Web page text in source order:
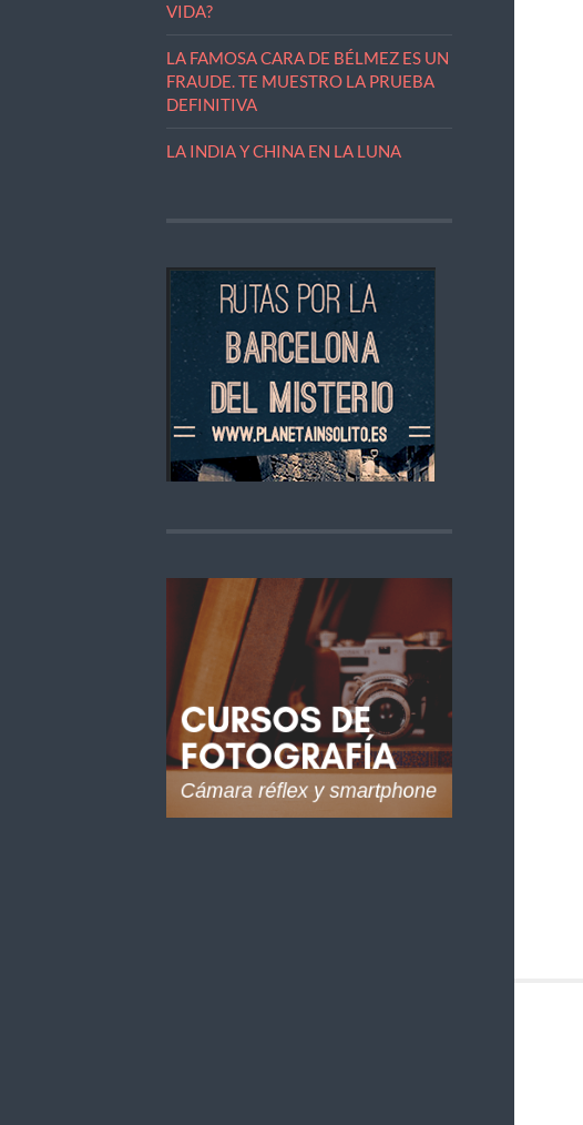
VIDA?
LA FAMOSA CARA DE BÉLMEZ ES UN
FRAUDE. TE MUESTRO LA PRUEBA
DEFINITIVA
LA INDIA Y CHINA EN LA LUNA